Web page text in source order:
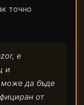
точно
е
и
да бъде
от